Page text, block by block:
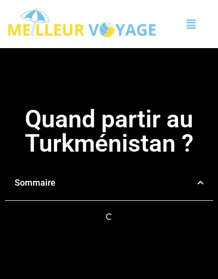
Quand partir au
Turkménistan ?
Sommaire